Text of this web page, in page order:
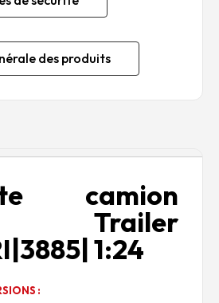
des produits
camion
Trailer
1:24
: